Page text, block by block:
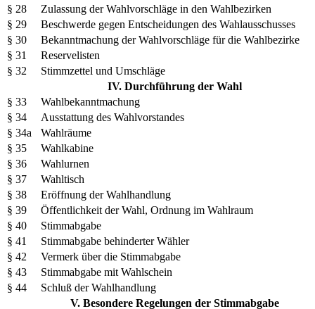
§ 28
Zulassung der Wahlvorschläge in den Wahlbezirken
§ 29
Beschwerde gegen Entscheidungen des Wahlausschusses
§ 30
Bekanntmachung der Wahlvorschläge für die Wahlbezirke
§ 31
Reservelisten
§ 32
Stimmzettel und Umschläge
IV. Durchführung der Wahl
§ 33
Wahlbekanntmachung
§ 34
Ausstattung des Wahlvorstandes
§ 34a
Wahlräume
§ 35
Wahlkabine
§ 36
Wahlurnen
§ 37
Wahltisch
§ 38
Eröffnung der Wahlhandlung
§ 39
Öffentlichkeit der Wahl, Ordnung im Wahlraum
§ 40
Stimmabgabe
§ 41
Stimmabgabe behinderter Wähler
§ 42
Vermerk über die Stimmabgabe
§ 43
Stimmabgabe mit Wahlschein
§ 44
Schluß der Wahlhandlung
V. Besondere Regelungen der Stimmabgabe